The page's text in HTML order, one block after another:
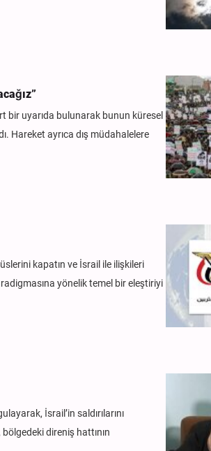
bir uyarıda bulunarak bunun küresel
Hareket ayrıca dış müdahalelere
kapatın ve İsrail ile ilişkileri
yönelik temel bir eleştiriyi
İsrail’in saldırılarını
direniş hattının